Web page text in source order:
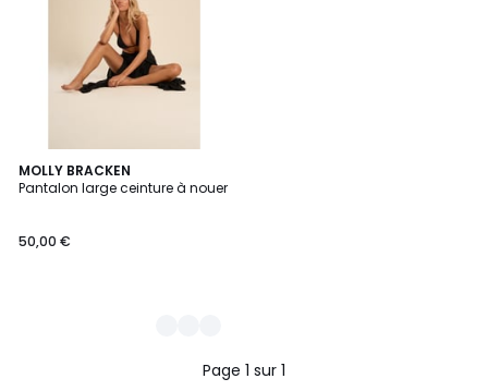
MOLLY BRACKEN
Pantalon large ceinture à nouer
50,00 €
2
Couleurs
Page 1 sur 1